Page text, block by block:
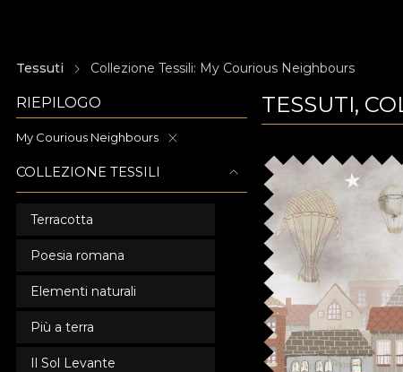
Tessuti Collezione Tessili: My Courious Neighbours
RIEPILOGO
My Courious Neighbours
COLLEZIONE TESSILI
Terracotta
Poesia romana
Elementi naturali
Più a terra
Il Sol Levante
TESSUTI,